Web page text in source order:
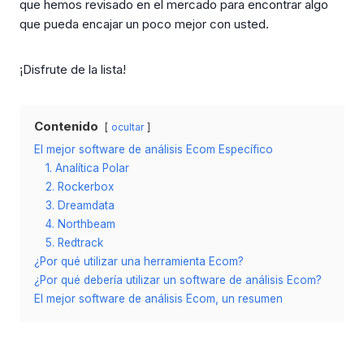
que hemos revisado en el mercado para encontrar algo
que pueda encajar un poco mejor con usted.
¡Disfrute de la lista!
Contenido ocultar
El mejor software de análisis Ecom Específico
1. Analítica Polar
2. Rockerbox
3. Dreamdata
4. Northbeam
5. Redtrack
¿Por qué utilizar una herramienta Ecom?
¿Por qué debería utilizar un software de análisis Ecom?
El mejor software de análisis Ecom, un resumen